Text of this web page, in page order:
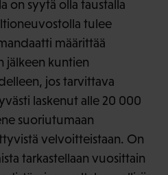
on syytä olla taustalla
tulee
määrittää
jälkeen kuntien
jos tarvittava
laskenut alle 20 000
suoriutumaan
velvoitteistaan. On
tarkastellaan vuosittain